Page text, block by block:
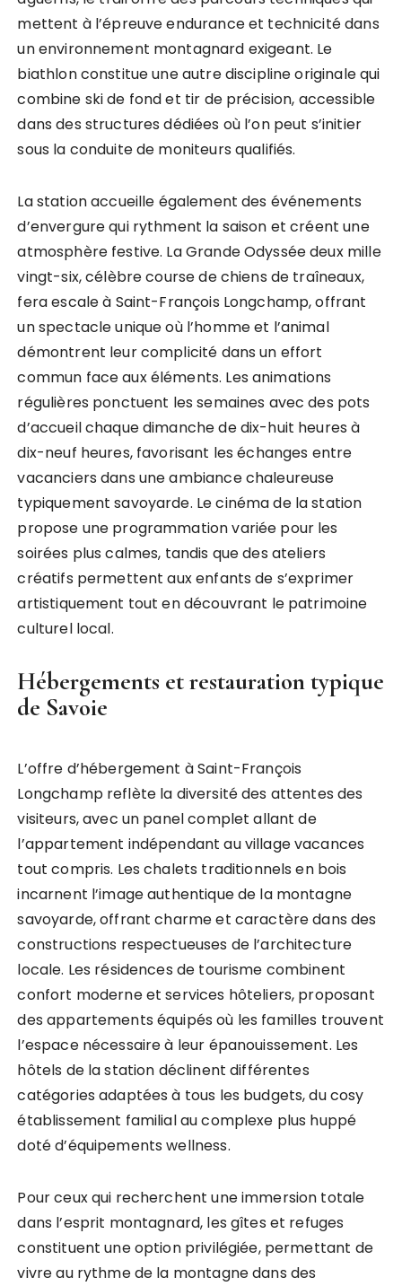
mettent à l’épreuve endurance et technicité dans
un environnement montagnard exigeant. Le
biathlon constitue une autre discipline originale qui
combine ski de fond et tir de précision, accessible
dans des structures dédiées où l’on peut s’initier
sous la conduite de moniteurs qualifiés.
La station accueille également des événements
d’envergure qui rythment la saison et créent une
atmosphère festive. La Grande Odyssée deux mille
vingt-six, célèbre course de chiens de traîneaux,
fera escale à Saint-François Longchamp, offrant
un spectacle unique où l’homme et l’animal
démontrent leur complicité dans un effort
commun face aux éléments. Les animations
régulières ponctuent les semaines avec des pots
d’accueil chaque dimanche de dix-huit heures à
dix-neuf heures, favorisant les échanges entre
vacanciers dans une ambiance chaleureuse
typiquement savoyarde. Le cinéma de la station
propose une programmation variée pour les
soirées plus calmes, tandis que des ateliers
créatifs permettent aux enfants de s’exprimer
artistiquement tout en découvrant le patrimoine
culturel local.
Hébergements et restauration typique
de Savoie
L’offre d’hébergement à Saint-François
Longchamp reflète la diversité des attentes des
visiteurs, avec un panel complet allant de
l’appartement indépendant au village vacances
tout compris. Les chalets traditionnels en bois
incarnent l’image authentique de la montagne
savoyarde, offrant charme et caractère dans des
constructions respectueuses de l’architecture
locale. Les résidences de tourisme combinent
confort moderne et services hôteliers, proposant
des appartements équipés où les familles trouvent
l’espace nécessaire à leur épanouissement. Les
hôtels de la station déclinent différentes
catégories adaptées à tous les budgets, du cosy
établissement familial au complexe plus huppé
doté d’équipements wellness.
Pour ceux qui recherchent une immersion totale
dans l’esprit montagnard, les gîtes et refuges
constituent une option privilégiée, permettant de
vivre au rythme de la montagne dans des